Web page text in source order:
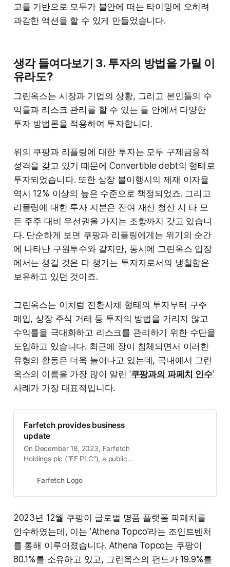
고를 기반으로 모두가 불안에 떠는 타이밍에 오히려
과감한 액션을 할 수 있게 만들었습니다.
생각 들여다보기 3. 투자의 방법을 가릴 이
유라도?
그린옥스는 시장과 기업의 상황, 그리고 본인들의 수
익률과 리스크 관리를 할 수 있는 틀 안에서 다양한
투자 방법론을 적용하여 투자합니다.
위의 쿠팡과 리플링에 대한 투자는 모두 구제금융적
성격을 갖고 있기 때문에 Convertible debt의 형태로
투자되었습니다. 또한 상장 불이행시의 제재 이자율
역시 12% 이상의 높은 수준으로 책정되었죠. 그리고
리플링에 대한 투자 지분은 잔여 재산 청산 시 타 모
든 주주 대비 우선권을 가지는 조항까지 갖고 있습니
다. 단순하게 보면 쿠팡과 리플링에게는 위기의 순간
에 나타난 구원투수와 같지만, 동시에 그린옥스 입장
에서는 챙길 것은 다 챙기는 투자자로서의 냉철함은
보유하고 있던 것이죠.
그린옥스는 이처럼 전환사채 형태의 투자부터 구주
매입, 상장 주식 거래 등 투자의 방법을 가리지 않고
수익률을 극대화하고 리스크를 관리하기 위한 수단을
도입하고 있습니다. 최근에 장이 침체되면서 이러한
유형의 활동은 더욱 늘어나고 있는데, 국내에서 그린
옥스의 이름을 가장 많이 알린 '쿠팡과의 파페치 인수'
사례가 가장 대표적입니다.
Farfetch provides business
update
On December 18, 2023, Farfetch
Holdings plc (“FF PLC”), a public
the laws of England and Wales and
Limited (the “Board”) that it had
entered into (i) a committed first
lien delayed draw term loan facility
in an aggregate principal amount of
$500 million (the “Bridge Loan
Farfetch Logo
2023년 12월 쿠팡이 글로벌 명품 플랫폼 파페치를
인수하였는데, 이는 'Athena Topco'라는 조인트벤처
를 통해 이루어졌습니다. Athena Topco는 쿠팡이
80.1%를 소유하고 있고, 그린옥스의 펀드가 19.9%를